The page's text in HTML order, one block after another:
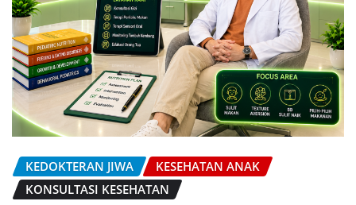
KEDOKTERAN JIWA
KESEHATAN ANAK
KONSULTASI KESEHATAN